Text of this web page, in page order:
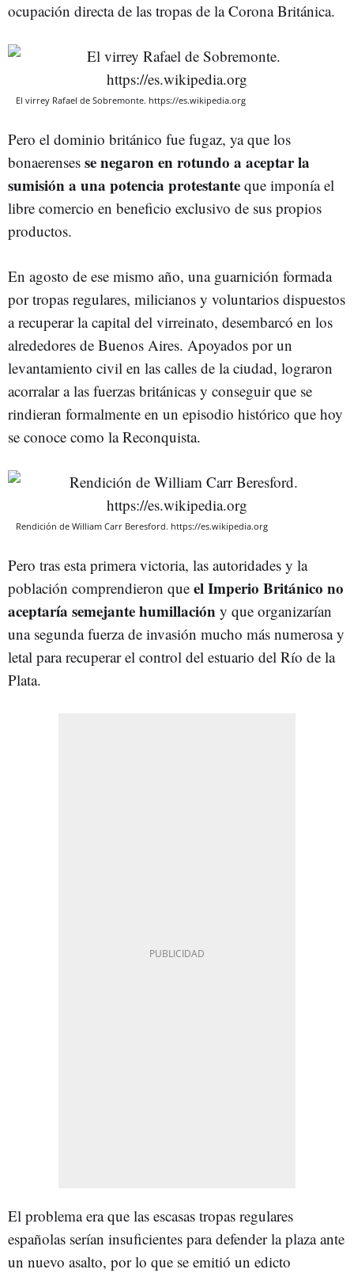
ocupación directa de las tropas de la Corona Británica.
El virrey Rafael de Sobremonte. https://es.wikipedia.org
Pero el dominio británico fue fugaz, ya que los
bonaerenses se negaron en rotundo a aceptar la
sumisión a una potencia protestante que imponía el
libre comercio en beneficio exclusivo de sus propios
productos.
En agosto de ese mismo año, una guarnición formada
por tropas regulares, milicianos y voluntarios dispuestos
a recuperar la capital del virreinato, desembarcó en los
alrededores de Buenos Aires. Apoyados por un
levantamiento civil en las calles de la ciudad, lograron
acorralar a las fuerzas británicas y conseguir que se
rindieran formalmente en un episodio histórico que hoy
se conoce como la Reconquista.
Rendición de William Carr Beresford. https://es.wikipedia.org
Pero tras esta primera victoria, las autoridades y la
población comprendieron que el Imperio Británico no
aceptaría semejante humillación y que organizarían
una segunda fuerza de invasión mucho más numerosa y
letal para recuperar el control del estuario del Río de la
Plata.
El problema era que las escasas tropas regulares
españolas serían insuficientes para defender la plaza ante
un nuevo asalto, por lo que se emitió un edicto